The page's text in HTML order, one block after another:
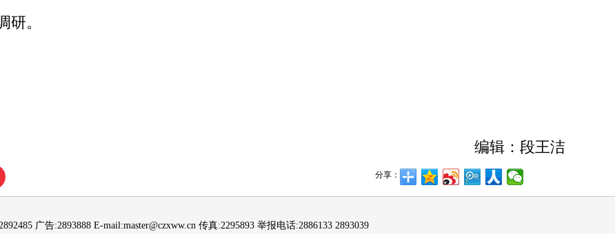
。
编辑：段王洁
分享：
广告:2893888 E-mail:master@czxww.cn 传真:2295893 举报电话:2886133 2893039